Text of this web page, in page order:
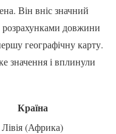
Він вніс значний
розрахунками довжини
географічну карту.
значення і вплинули
Країна
Лівія (Африка)